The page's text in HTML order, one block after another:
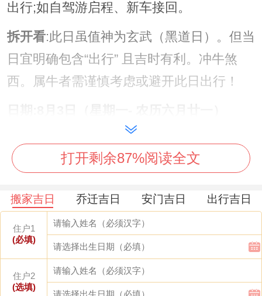
出行;如自驾游启程、新车接回。
拆开看:此日虽值神为玄武（黑道日）。但当
日宜明确包含“出行” 且吉时有利。冲牛煞
西。属牛者需谨慎考虑或避开此日出行！
:纳财、开市、交易、立券、出行、祭祀、
祈福、求嗣、开光、解除、扫舍、起基、竖
穴、栽种、纳畜、牧养
忌:斋醮、入宅、安门、安葬、破土、行丧
:寅时（03:00-05:00）、卯时（05:00-
07:00）
打开剩余87%阅读全文
搬家吉日 乔迁吉日 安门吉日 出行吉日
住户1
(必填)
住户2
(选填)